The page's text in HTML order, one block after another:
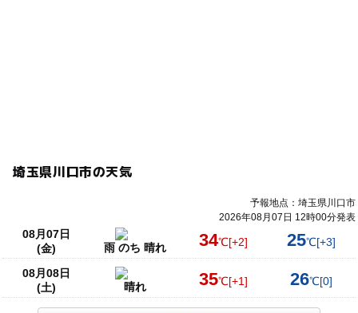
埼玉県川口市の天気
予報地点：埼玉県川口市
2026年08月07日 12時00分発表
08月07日
(金)
雨 のち 晴れ 34℃[+2] 25℃[+3]
08月08日
(土)
晴れ 35℃[+1] 26℃[0]